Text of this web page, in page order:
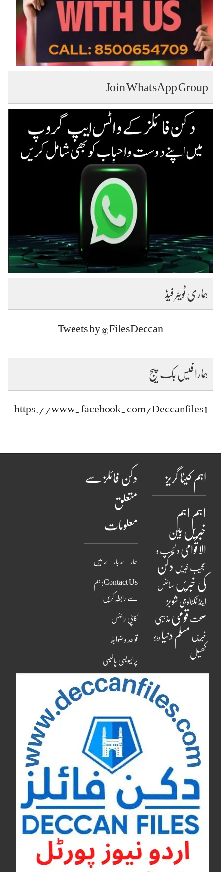
Join WhatsApp Group
ہماری ٹویٹر فیڈ
Tweets by @FilesDeccan
ہمارا فیس بک پیج
https://www.facebook.com/Deccanfiles1
اہم کیٹا گریز
اہم اہم
خبریں بین
الاقوامی دلچسپ و
عجیب خبریں دکن
کی خبریں سائنس
اینڈ ٹکنالوجی شوبز
صحت قومی مذہبی
خبریں مسلم دنیا ویڈیو
کھیل
دکن فائلز سے
متعلق
معلومات
ہمارے بارے میں
Contact Us: ہم
سے رابطہ کریں
کاپی رائٹس
قواعد و ضوابط
پرائیویسی پالیسی